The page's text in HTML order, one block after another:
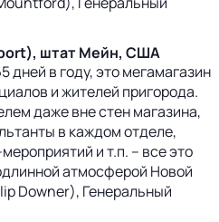
штат Мейн, США
дней в году, это мегамагазин
и жителей пригорода.
даже вне стен магазина,
в каждом отделе,
и т.п. – все это
атмосферой Новой
Downer), Генеральный